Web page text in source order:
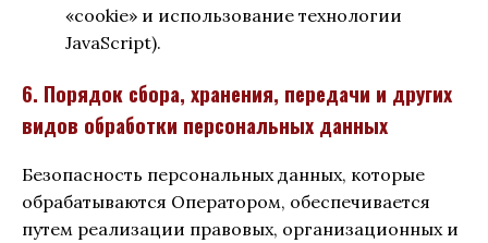
«cookie» и использование технологии
JavaScript).
6. Порядок сбора, хранения, передачи и других
видов обработки персональных данных
Безопасность персональных данных, которые
обрабатываются Оператором, обеспечивается
путем реализации правовых, организационных и